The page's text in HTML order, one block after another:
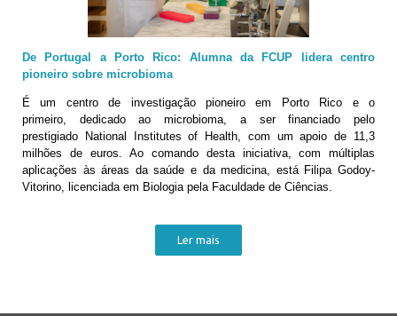
De Portugal a Porto Rico: Alumna da FCUP lidera centro
pioneiro sobre microbioma
É um centro de investigação pioneiro em Porto Rico e o
primeiro, dedicado ao microbioma, a ser financiado pelo
prestigiado National Institutes of Health, com um apoio de 11,3
milhões de euros. Ao comando desta iniciativa, com múltiplas
aplicações às áreas da saúde e da medicina, está Filipa Godoy-
Vitorino, licenciada em Biologia pela Faculdade de Ciências.
Ler mais